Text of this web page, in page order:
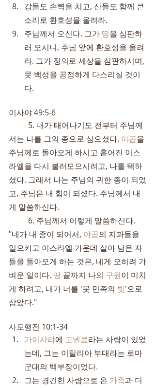
강들도 손뼉을 치고, 산들도 함께 큰
소리로 환호성을 올려라.
주님께서 오신다. 그가 땅을 심판하
러 오시니, 주님 앞에 환호성을 올려
라. 그가 정의로 세상을 심판하시며,
뭇 백성을 공정하게 다스리실 것이
다.
이사야 49:5-6
서는 나를 그의 종으로 삼으셨다. 야곱을
주님께로 돌아오게 하시고 흩어진 이스
라엘을 다시 불러모으시려고, 나를 택하
셨다. 그래서 나는 주님의 귀한 종이 되었
고, 주님은 내 힘이 되셨다. 주님께서 내
게 말씀하신다.
"네가 내 종이 되어서, 야곱의 지파들을
일으키고 이스라엘 가운데 살아 남은 자
들을 돌아오게 하는 것은, 네게 오히려 가
벼운 일이다. 땅 끝까지 나의 구원이 미치
게 하려고, 내가 너를 '뭇 민족의 빛'으로
삼았다."
사도행전 10:1-34
가이사랴에 고넬료라는 사람이 있었
는데, 그는 이탈리아 부대라는 로마
군대의 백부장이었다.
그는 경건한 사람으로 온 가족과 더